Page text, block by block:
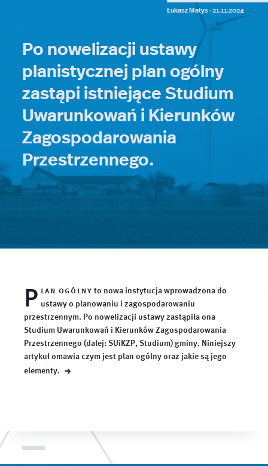
Łukasz Matys ·21.11.2024
Po nowelizacji ustawy
planistycznej plan ogólny
zastąpi istniejące Studium
Uwarunkowań i Kierunków
Zagospodarowania
Przestrzennego.
P lan ogólny to nowa instytucja wprowadzona do
ustawy o planowaniu i zagospodarowaniu
przestrzennym. Po nowelizacji ustawy zastąpiła ona
Studium Uwarunkowań i Kierunków Zagospodarowania
Przestrzennego (dalej: SUiKZP, Studium) gminy. Niniejszy
artykuł omawia czym jest plan ogólny oraz jakie są jego
elementy. →